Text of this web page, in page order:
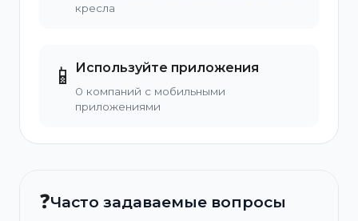
кресла
📱 Используйте приложения
0 компаний с мобильными
приложениями
❓Часто задаваемые вопросы